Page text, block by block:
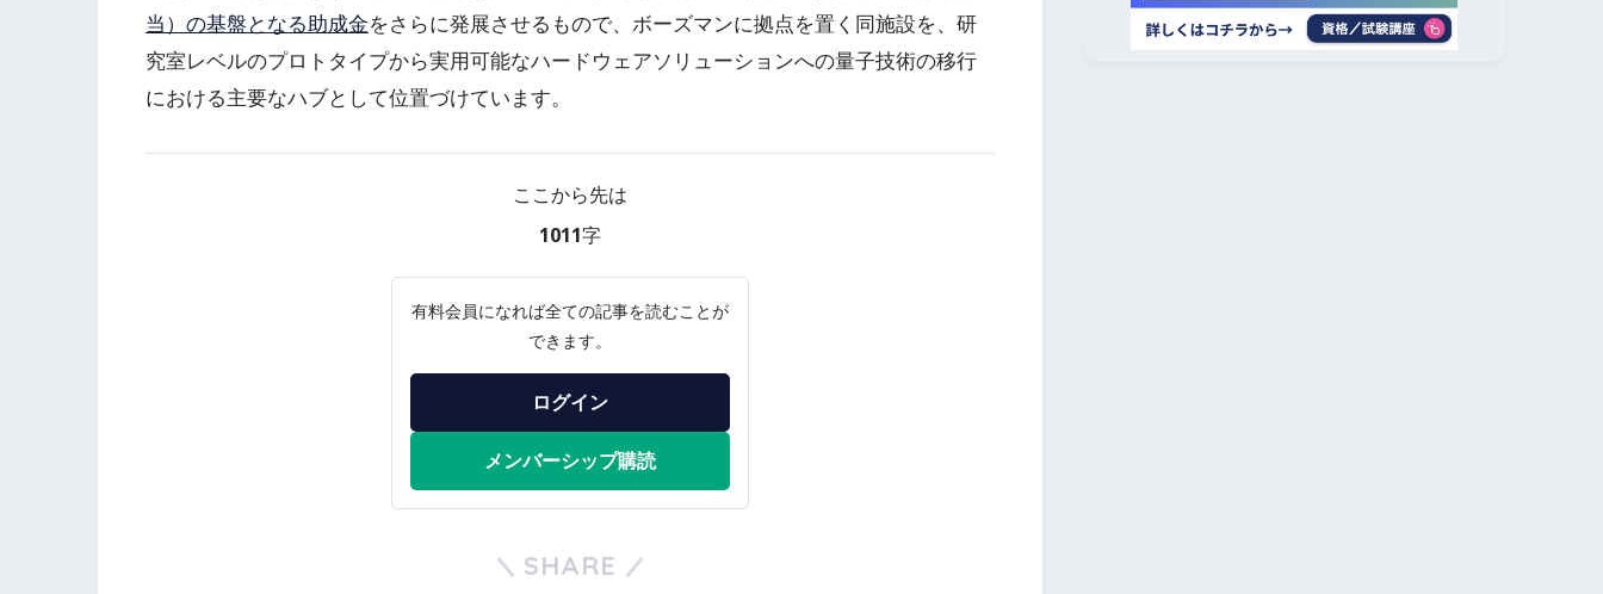
当）の基盤となる助成金をさらに発展させるもので、ボーズマンに拠点を置く同施設を、研
究室レベルのプロトタイプから実用可能なハードウェアソリューションへの量子技術の移行
における主要なハブとして位置づけています。
ここから先は
1011字
有料会員になれば全ての記事を読むことが
できます。
ログイン
メンバーシップ購読
SHARE